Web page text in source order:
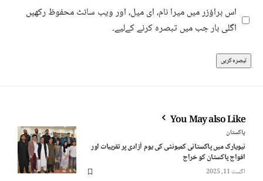
اس براؤزر میں میرا نام، ای میل، اور ویب سائٹ محفوظ رکھیں
اگلی بار جب میں تبصرہ کرنے کےلیے۔
You May also Like
پاکستان
نیویارک میں پاکستانی کمیونٹی کی یوم آزادی پر تقریبات اور
افواج پاکستان کو خراج
اگست 11, 2025